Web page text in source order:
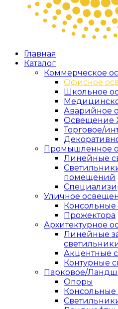
Главная
Каталог
Коммерческое
Офисное
Школьное
Аварийное
Освещение
Торговое/
Промышленное
Линейные
помещений
Уличное
Консольные
Прожектора
Архитектурное
Линейные
Акцентные
Контурные
Парковое/
Опоры
Консольные